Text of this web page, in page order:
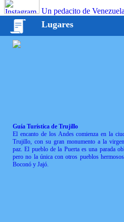
Un pedacito de
Lugares
Guía Turística de Trujillo
El encanto de los Andes comienza en la
Trujillo, con su gran monumento a la
paz. El pueblo de la Puerta es una parada
pero no la única con otros pueblos
Boconó y Jajó.